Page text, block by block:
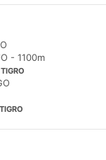
- 1100m
TIGRO
TIGRO